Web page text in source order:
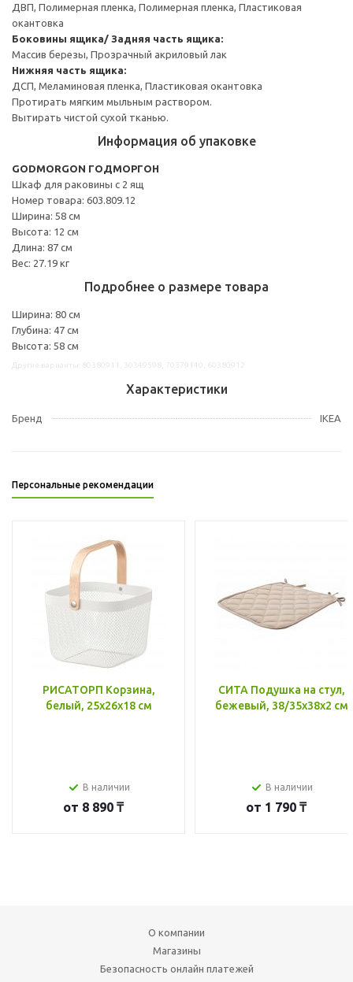
ДВП, Полимерная пленка, Полимерная пленка, Пластиковая
окантовка
Боковины ящика/ Задняя часть ящика:
Массив березы, Прозрачный акриловый лак
Нижняя часть ящика:
ДСП, Меламиновая пленка, Пластиковая окантовка
Протирать мягким мыльным раствором.
Вытирать чистой сухой тканью.
Информация об упаковке
GODMORGON ГОДМОРГОН
Шкаф для раковины с 2 ящ
Номер товара: 603.809.12
Ширина: 58 см
Высота: 12 см
Длина: 87 см
Вес: 27.19 кг
Подробнее о размере товара
Ширина: 80 см
Глубина: 47 см
Высота: 58 см
Характеристики
Бренд IKEA
Персональные рекомендации
РИСАТОРП Корзина,
белый, 25x26x18 см
В наличии
от 8 890 ₸
СИТА Подушка на стул,
бежевый, 38/35x38x2 см
В наличии
от 1 790 ₸
О компании
Магазины
Безопасность онлайн платежей